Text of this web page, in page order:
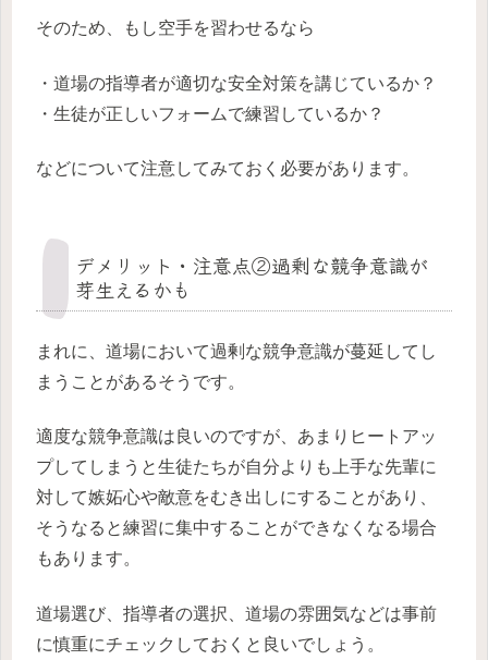
そのため、もし空手を習わせるなら
・道場の指導者が適切な安全対策を講じているか？
・生徒が正しいフォームで練習しているか？
などについて注意してみておく必要があります。
デメリット・注意点②過剰な競争意識が
芽生えるかも
まれに、道場において過剰な競争意識が蔓延してし
まうことがあるそうです。
適度な競争意識は良いのですが、あまりヒートアッ
プしてしまうと生徒たちが自分よりも上手な先輩に
対して嫉妬心や敵意をむき出しにすることがあり、
そうなると練習に集中することができなくなる場合
もあります。
道場選び、指導者の選択、道場の雰囲気などは事前
に慎重にチェックしておくと良いでしょう。